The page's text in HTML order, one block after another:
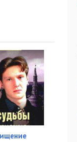
29:31
29:30
26:44
38:40